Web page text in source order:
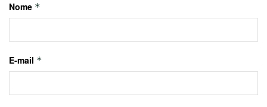
Nome *
E-mail *